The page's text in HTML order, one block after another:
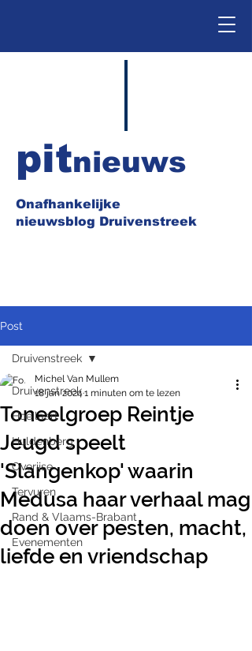
Onafhankelijke
nieuwsblog Druivenstreek
pitnieuws
Post
Druivenstreek
Hoeilaart
Huldenberg
Overijse
Tervuren
Rand & Vlaams-Brabant
Evenementen
Druivenstreek
Toneelgroep Reintje
Jeugd speelt
'Slangenkop' waarin
Medusa haar verhaal mag
doen over pesten, macht,
liefde en vriendschap
Michel Van Mullem
18 jan 2024 1 minuten om te lezen